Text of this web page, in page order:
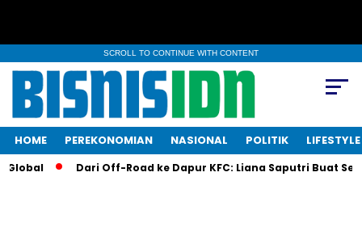
SCROLL TO CONTINUE WITH CONTENT
HOME PEREKONOMIAN NASIONAL POLITIK LIFESTYLE
Dari Off-Road ke Dapur KFC: Liana Saputri Buat Sejarah!